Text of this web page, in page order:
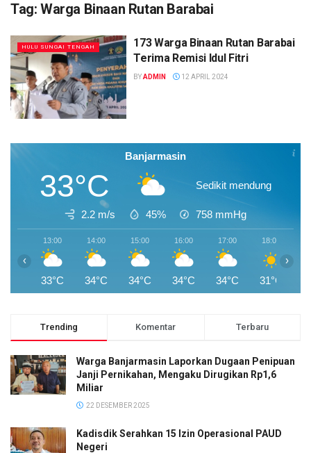
Tag: Warga Binaan Rutan Barabai
HULU SUNGAI TENGAH
173 Warga Binaan Rutan Barabai
Terima Remisi Idul Fitri
BYADMIN 12 APRIL 2024
Banjarmasin
33°C Sedikit mendung
2.2 m/s 45% 758 mmHg
13:00
33°C
14:00
34°C
15:00
34°C
16:00
34°C
17:00
34°C
18:00
31°C
‹ ›
Trending Komentar Terbaru
Warga Banjarmasin Laporkan Dugaan Penipuan
Janji Pernikahan, Mengaku Dirugikan Rp1,6
Miliar
22 DESEMBER 2025
Kadisdik Serahkan 15 Izin Operasional PAUD
Negeri